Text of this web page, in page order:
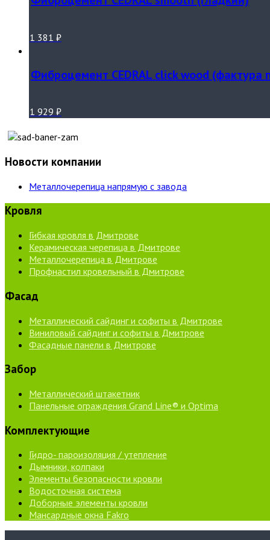
1 381 ₽
Фиброцемент CEDRAL click wood (фактура
1 929 ₽
Новости компании
Металлочерепица напрямую с завода
Кровля
Гибкая кровля в Дмитрове
Керамическая черепица в Дмитрове
Металлочерепица в Дмитрове
Профнастил кровельный в Дмитрове
Фасад
Металлический сайдинг и софиты в Дмитрове
Виниловый сайдинг и софиты в Дмитрове
Фасадные панели в Дмитрове
Забор
Металлический штакетник
Панельные ограждения Grand Line® и Optima
Комплектующие
Гидро- пароизоляция / утепление
Дымники, колпаки
Элементы безопасности кровли
Водосточная система
Доборные элементы кровли
Мансардные окна Fakro